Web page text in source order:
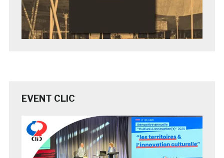
EVENT CLIC